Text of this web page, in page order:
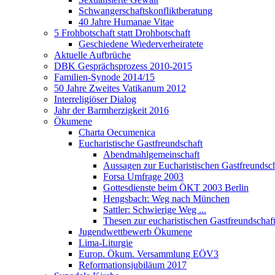
Schwangerschaftskonfliktberatung
40 Jahre Humanae Vitae
5 Frohbotschaft statt Drohbotschaft
Geschiedene Wiederverheiratete
Aktuelle Aufbrüche
DBK Gesprächsprozess 2010-2015
Familien-Synode 2014/15
50 Jahre Zweites Vatikanum 2012
Interreligiöser Dialog
Jahr der Barmherzigkeit 2016
Ökumene
Charta Oecumenica
Eucharistische Gastfreundschaft
Abendmahlgemeinschaft
Aussagen zur Eucharistischen
Forsa Umfrage 2003
Gottesdienste beim ÖKT 2003 Berlin
Hengsbach: Weg nach München
Sattler: Schwierige Weg ...
Thesen zur eucharistischen Gastfreundschaft
Jugendwettbewerb Ökumene
Lima-Liturgie
Europ. Ökum. Versammlung EÖV3
Reformationsjubiläum 2017